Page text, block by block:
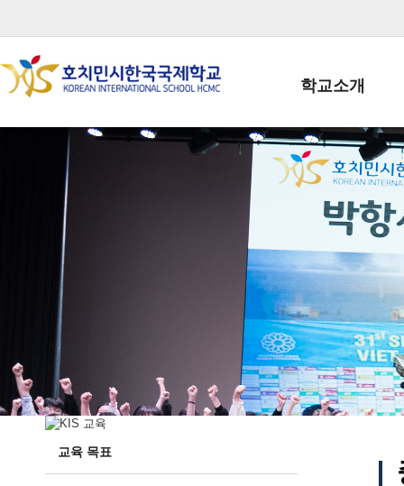
학교소개
학교장인사말
학생회장인사말
학교상징
학교 CI
교직원현황
학생현황
위치/전화
전경사진
교육 목표